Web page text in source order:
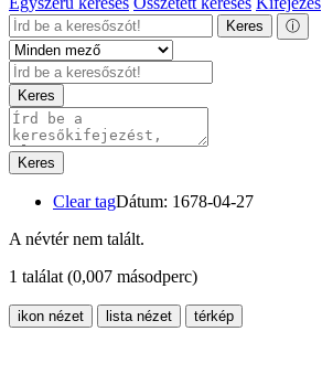
Keres ⓘ
Keres
Keres
Clear tagDátum: 1678-04-27
A névtér nem talált.
1 találat (0,007 másodperc)
ikon nézet lista nézet térkép